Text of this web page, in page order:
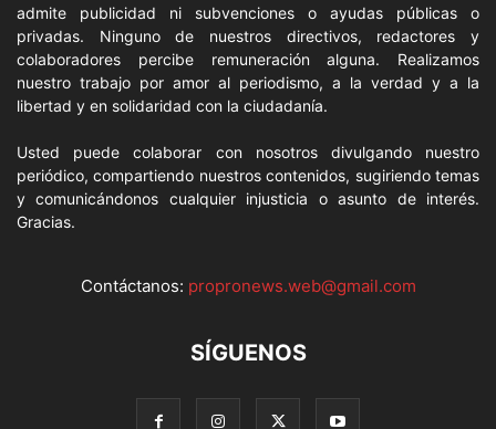
admite publicidad ni subvenciones o ayudas públicas o
privadas. Ninguno de nuestros directivos, redactores y
colaboradores percibe remuneración alguna. Realizamos
nuestro trabajo por amor al periodismo, a la verdad y a la
libertad y en solidaridad con la ciudadanía.
Usted puede colaborar con nosotros divulgando nuestro
periódico, compartiendo nuestros contenidos, sugiriendo temas
y comunicándonos cualquier injusticia o asunto de interés.
Gracias.
Contáctanos: propronews.web@gmail.com
SÍGUENOS